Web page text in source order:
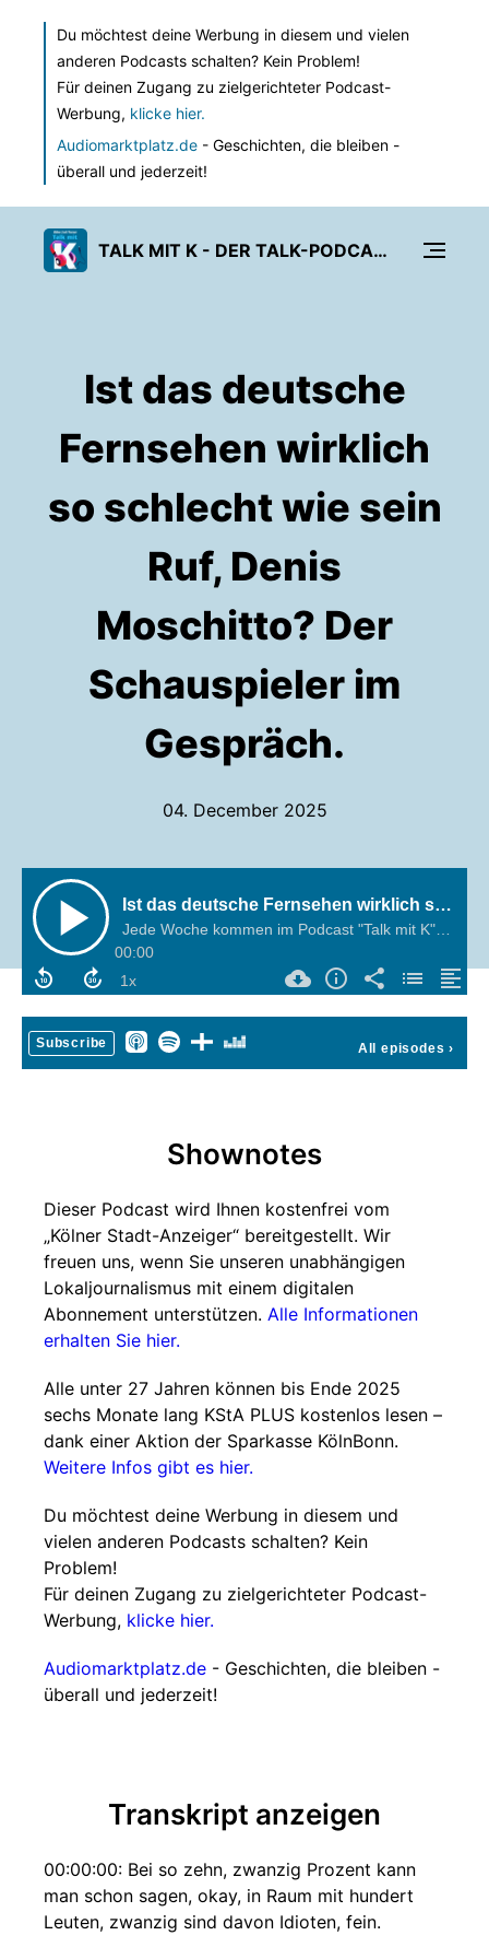
Du möchtest deine Werbung in diesem und vielen
anderen Podcasts schalten? Kein Problem!
Für deinen Zugang zu zielgerichteter Podcast-
Werbung, klicke hier.
Audiomarktplatz.de - Geschichten, die bleiben -
überall und jederzeit!
TALK MIT K - DER TALK-PODCAST DES KÖLNER STADT-ANZEIGER
Ist das deutsche
Fernsehen wirklich
so schlecht wie sein
Ruf, Denis
Moschitto? Der
Schauspieler im
Gespräch.
04. December 2025
Ist das deutsche Fernsehen wirklich so schlecht wie sein Ruf, Denis Moschitto? Der Schauspieler im Gespräch.
00:00
Subscribe All episodes ›
Shownotes
Dieser Podcast wird Ihnen kostenfrei vom
„Kölner Stadt-Anzeiger“ bereitgestellt. Wir
freuen uns, wenn Sie unseren unabhängigen
Lokaljournalismus mit einem digitalen
Abonnement unterstützen. Alle Informationen
erhalten Sie hier.
Alle unter 27 Jahren können bis Ende 2025
sechs Monate lang KStA PLUS kostenlos lesen –
dank einer Aktion der Sparkasse KölnBonn.
Weitere Infos gibt es hier.
Du möchtest deine Werbung in diesem und
vielen anderen Podcasts schalten? Kein
Problem!
Für deinen Zugang zu zielgerichteter Podcast-
Werbung, klicke hier.
Audiomarktplatz.de - Geschichten, die bleiben -
überall und jederzeit!
Transkript anzeigen
00:00:00: Bei so zehn, zwanzig Prozent kann
man schon sagen, okay, in Raum mit hundert
Leuten, zwanzig sind davon Idioten, fein.